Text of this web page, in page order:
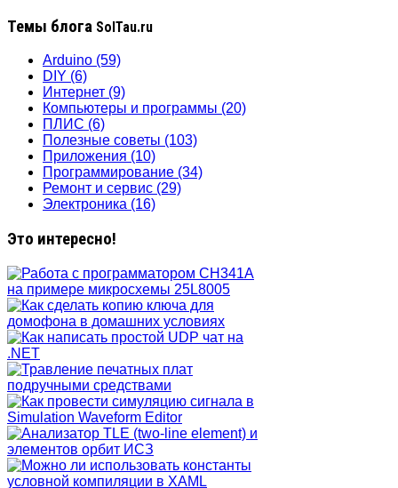
Темы блога SolTau.ru
Arduino (59)
DIY (6)
Интернет (9)
Компьютеры и программы (20)
ПЛИС (6)
Полезные советы (103)
Приложения (10)
Программирование (34)
Ремонт и сервис (29)
Электроника (16)
Это интересно!